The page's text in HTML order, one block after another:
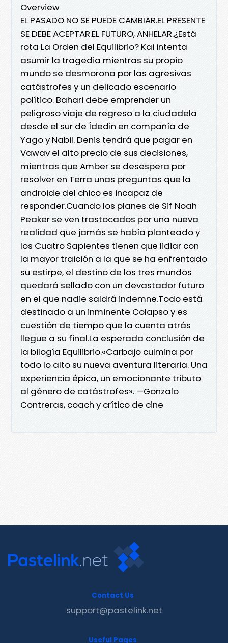
Overview
EL PASADO NO SE PUEDE CAMBIAR.EL PRESENTE
SE DEBE ACEPTAR.EL FUTURO, ANHELAR.¿Está
rota La Orden del Equilibrio? Kai intenta
asumir la tragedia mientras su propio
mundo se desmorona por las agresivas
catástrofes y un delicado escenario
político. Bahari debe emprender un
peligroso viaje de regreso a la ciudadela
desde el sur de Ídedin en compañía de
Yago y Nabil. Denis tendrá que pagar en
Vawav el alto precio de sus decisiones,
mientras que Amber se desespera por
resolver en Terra unas preguntas que la
androide del chico es incapaz de
responder.Cuando los planes de Sif Noah
Peaker se ven trastocados por una nueva
realidad que jamás se había planteado y
los Cuatro Sapientes tienen que lidiar con
la mayor traición a la que se ha enfrentado
su estirpe, el destino de los tres mundos
quedará sellado con un devastador futuro
en el que nadie saldrá indemne.Todo está
destinado a un inminente Colapso y es
cuestión de tiempo que la cuenta atrás
llegue a su final.La esperada conclusión de
la bilogía Equilibrio.«Carbajo culmina por
todo lo alto su nueva aventura literaria. Una
experiencia épica, un emocionante tributo
al género de catástrofes». —Gonzalo
Contreras, coach y crítico de cine
Contact Us
support@pastelink.net
Useful Pages